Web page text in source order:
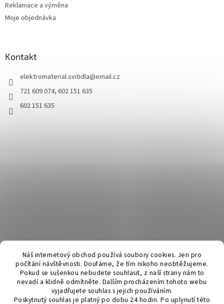
Náš internetový obchod používá soubory cookies. Jen pro
počítání návštěvnosti. Doufáme, že tím nikoho neobtěžujeme.
Pokud se sušenkou nebudete souhlasit, z naší strany nám to
nevadí a klidně odmítněte. Dalším procházením tohoto webu
vyjadřujete souhlas s jejich používáním.
Poskytnutý souhlas je platný po dobu 24 hodin. Po uplynutí této
Reklamace a výměna
Moje objednávka
Kontakt
elektromaterial.svitidla@email.cz
721 609 074, 602 151 635
602 151 635